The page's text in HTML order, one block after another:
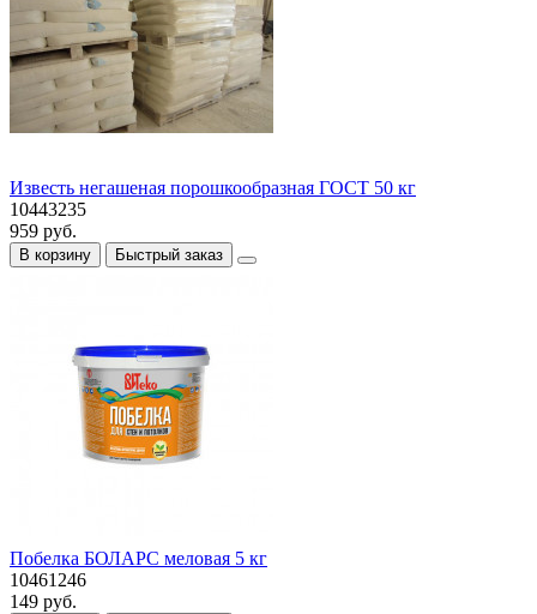
Известь негашеная порошкообразная ГОСТ 50 кг
10443235
959 руб.
В корзину Быстрый заказ
Побелка БОЛАРС меловая 5 кг
10461246
149 руб.